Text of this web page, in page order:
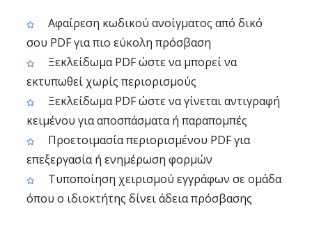
Αφαίρεση κωδικού ανοίγματος από δικό
σου PDF για πιο εύκολη πρόσβαση
Ξεκλείδωμα PDF ώστε να μπορεί να
εκτυπωθεί χωρίς περιορισμούς
Ξεκλείδωμα PDF ώστε να γίνεται αντιγραφή
κειμένου για αποσπάσματα ή παραπομπές
Προετοιμασία περιορισμένου PDF για
επεξεργασία ή ενημέρωση φορμών
Τυποποίηση χειρισμού εγγράφων σε ομάδα
όπου ο ιδιοκτήτης δίνει άδεια πρόσβασης